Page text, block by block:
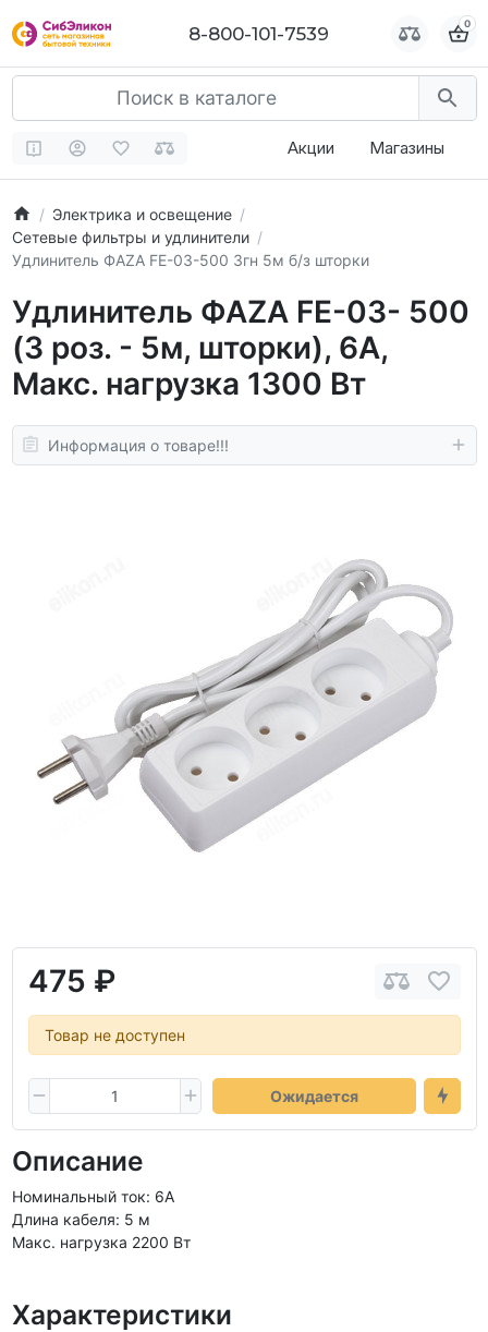
8-800-101-7539 0
Акции Магазины
Электрика и освещение
Сетевые фильтры и удлинители
Удлинитель ФАZА FE-03-500 3гн 5м б/з шторки
Удлинитель ФАZА FE-03- 500
(3 роз. - 5м, шторки), 6А,
Макс. нагрузка 1300 Вт
Информация о товаре!!!
475 ₽
Товар не доступен
Ожидается
Описание
Номинальный ток: 6А
Длина кабеля: 5 м
Макс. нагрузка 2200 Вт
Характеристики
8-800-101-7539 0